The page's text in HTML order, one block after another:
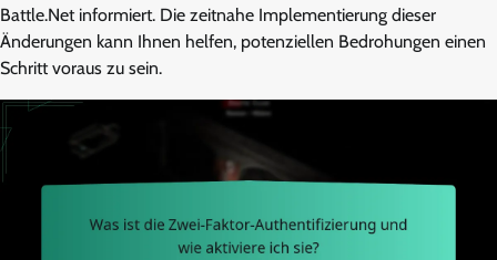
Battle.Net informiert. Die zeitnahe Implementierung dieser
Änderungen kann Ihnen helfen, potenziellen Bedrohungen einen
Schritt voraus zu sein.